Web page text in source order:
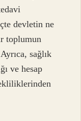
devletin ne
toplumun
sağlık
ve hesap